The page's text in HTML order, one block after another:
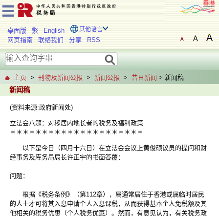
桌面版 繁 English 其他语言
网页指南 联络我们 分享 RSS
主页 > 刊物及新闻公报 > 新闻公报 > 昔日新闻 > 新闻稿
新闻稿
(资料来源:政府新闻处)
立法会八题：对移居内地长者的税务及福利政策
＊＊＊＊＊＊＊＊＊＊＊＊＊＊＊＊＊＊＊＊＊
以下是今日（四月十六日）在立法会会议上黄俊硕议员的提问和财
经事务及库务局局长许正宇的书面答覆：
问题：
根据《税务条例》（第112章），属通常居住于香港或属临时居民
的人士才可将其入息申请个人入息课税，从而获得基本个人免税额及其
他相关的税务优惠（个人税务优惠）。然而，有意见认为，有关税务政